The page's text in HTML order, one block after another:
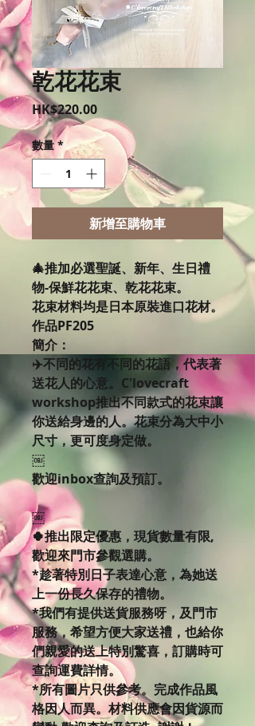
乾花花束
HK$220.00價
格
數量 *
新增至購物車
🎄推加必選聖誕、新年、生日禮
物-保鮮花花束、乾花花束。
花束材料均是日本原裝進口花材。
作品PF205
簡介：
✈️不同的花有不同的花語，代表著
送花人的心意。C'lovecraft
workshop推出不同款式的花束讓
你送給身邊的人。花束分為大中小
尺寸，更可度身定做。
￼
歡迎inbox查詢及預訂。
￼
🍀推出限定優惠，現貨數量有限,
歡迎來門市參觀選購。
*趁著特別日子表達心意，為她送
上一份長久保存的禮物。
*我們有提供送貨服務呀，及門市
服務，希望方便大家送禮，也給你
們親愛的送上特別驚喜，訂購時可
查詢運費詳情。
*所有圖片只供參考。完成作品風
格因人而異。材料供應會因貨源而